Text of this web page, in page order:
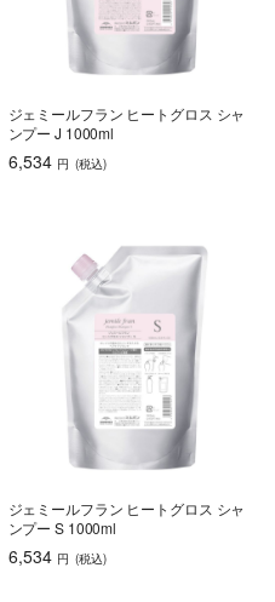
ジェミールフラン ヒートグロス シャ
ンプー J 1000ml
6,534 円 (税込)
ジェミールフラン ヒートグロス シャ
ンプー S 1000ml
6,534 円 (税込)